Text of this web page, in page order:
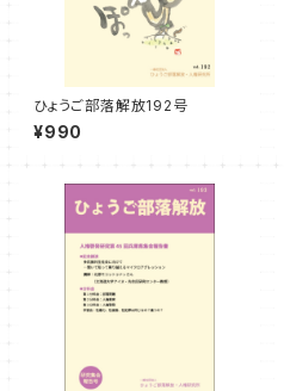
ひょうご部落解放192号
¥990